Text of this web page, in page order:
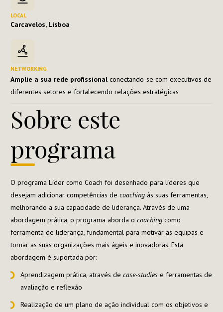
LOCAL
Carcavelos, Lisboa
NETWORKING
Amplie a sua rede profissionalconectando-se com executivos de
diferentes setores e fortalecendo relações estratégicas
Sobre este
programa
O programa Líder como Coach foi desenhado para líderes que
desejam adicionar competências de coaching às suas ferramentas,
melhorando a sua capacidade de liderança. Através de uma
abordagem prática, o programa aborda o coaching como
ferramenta de liderança, fundamental para motivar as equipas e
tornar as suas organizações mais ágeis e inovadoras. Esta
abordagem é suportada por:
Aprendizagem prática, através de case-studies e ferramentas de
avaliação e reflexão
Realização de um plano de ação individual com os objetivos e